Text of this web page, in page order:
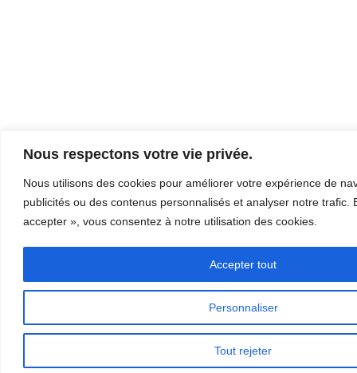
Nous respectons votre vie privée.
Nous utilisons des cookies pour améliorer votre expérience de
publicités ou des contenus personnalisés et analyser notre trafic.
accepter », vous consentez à notre utilisation des cookies.
Personnaliser
Tout rejeter
Accepter tout